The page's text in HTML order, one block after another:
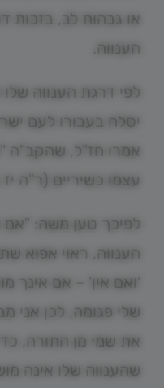
או גבהות לב, בזכות
הענווה.
לפי דרגת הענווה
יסלח בעבורו לעם
אמרו חז"ל, שהקב"ה
עצמו כשיריים (ר"ה
לפיכך טען משה: "אם
הענווה, ראוי אפוא
'ואם אין' – אם אינך
שלי פגומה, לכן אני
את שמי מן התורה,
שהענווה שלו אינה